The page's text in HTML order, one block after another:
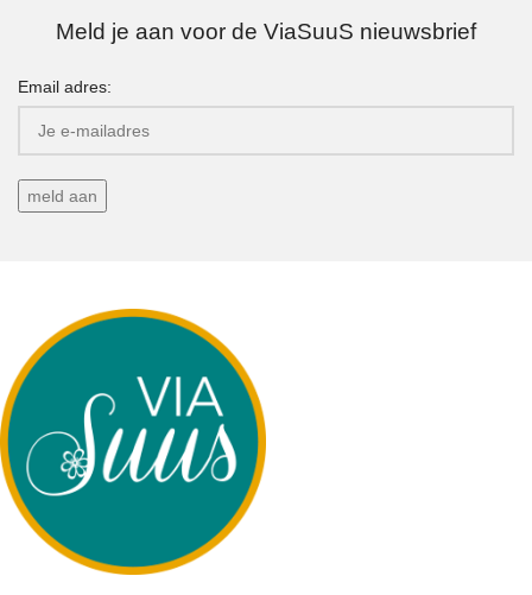
Meld je aan voor de ViaSuuS nieuwsbrief
Email adres: